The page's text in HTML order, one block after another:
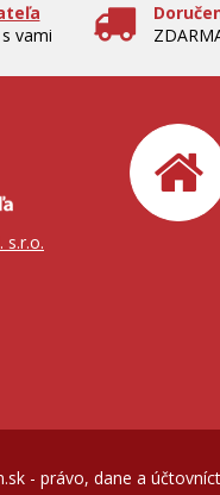
vami
s.r.o.
- právo, dane a